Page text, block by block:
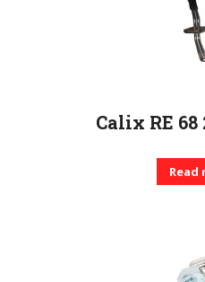
Calix RE 68
Read